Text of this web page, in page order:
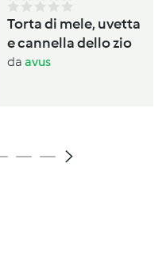
Torta di mele, uvetta
e cannella dello zio
da avus